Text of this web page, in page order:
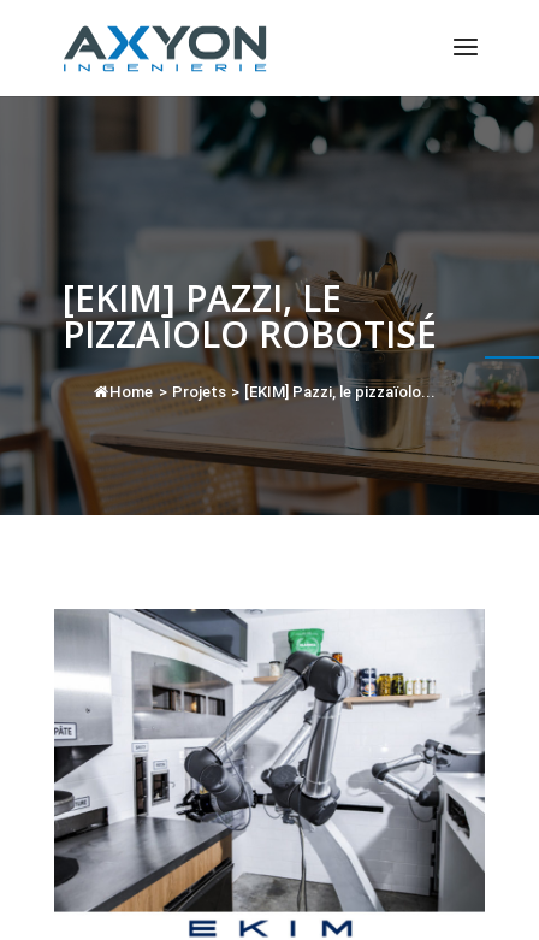
[EKIM] PAZZI, LE
PIZZAÏOLO ROBOTISÉ
Home > Projets > [EKIM] Pazzi, le pizzaïolo...